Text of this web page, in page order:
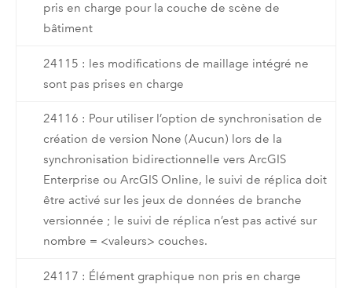
pris en charge pour la couche de scène de
bâtiment
24115 : les modifications de maillage intégré ne
sont pas prises en charge
24116 : Pour utiliser l’option de synchronisation de
création de version None (Aucun) lors de la
synchronisation bidirectionnelle vers ArcGIS
Enterprise ou ArcGIS Online, le suivi de réplica doit
être activé sur les jeux de données de branche
versionnée ; le suivi de réplica n’est pas activé sur
nombre = <valeurs> couches.
24117 : Élément graphique non pris en charge